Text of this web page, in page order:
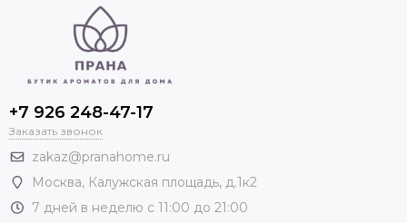
+7 926 248-47-17
Заказать звонок
zakaz@pranahome.ru
Москва, Калужская площадь, д.1к2
7 дней в неделю с 11:00 до 21:00